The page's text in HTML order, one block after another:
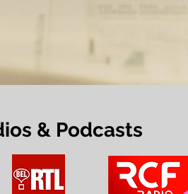
& Podcasts